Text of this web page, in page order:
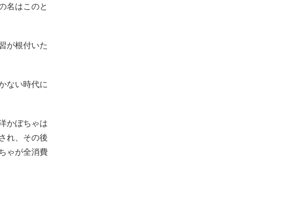
名はこのと
が根付いた
ない時代に
かぼちゃは
れ、その後
ゃが全消費